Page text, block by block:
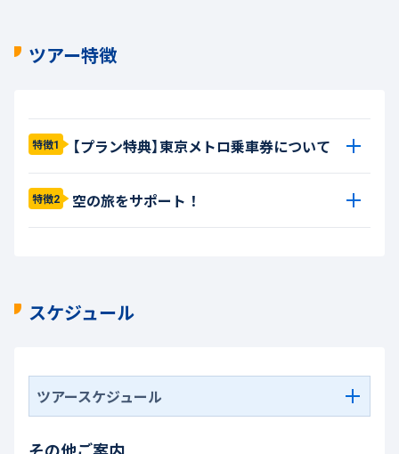
ツアー特徴
特徴1 【プラン特典】東京メトロ乗車券について
特徴2 空の旅をサポート！
スケジュール
ツアースケジュール